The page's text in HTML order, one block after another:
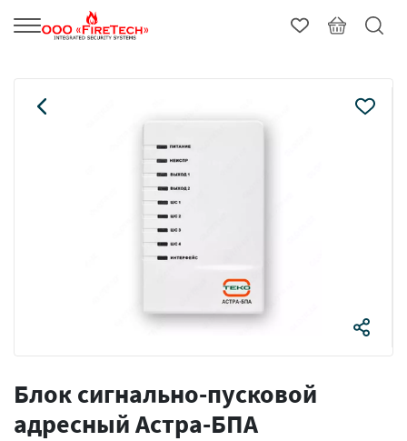
Блок сигнально-пусковой
адресный Астра-БПА